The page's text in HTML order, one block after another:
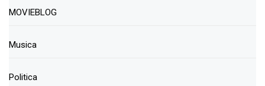
MOVIEBLOG
Musica
Politica